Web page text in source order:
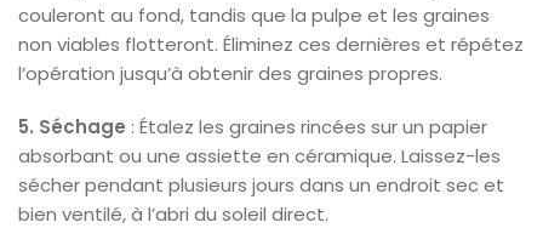
couleront au fond, tandis que la pulpe et les graines
non viables flotteront. Éliminez ces dernières et répétez
l’opération jusqu’à obtenir des graines propres.
5. Séchage : Étalez les graines rincées sur un papier
absorbant ou une assiette en céramique. Laissez-les
sécher pendant plusieurs jours dans un endroit sec et
bien ventilé, à l’abri du soleil direct.